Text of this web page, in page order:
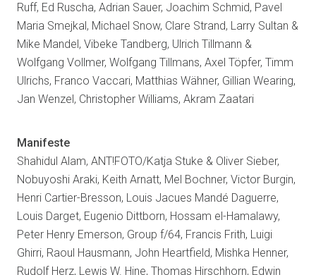
Ruff, Ed Ruscha, Adrian Sauer, Joachim Schmid, Pavel
Maria Smejkal, Michael Snow, Clare Strand, Larry Sultan &
Mike Mandel, Vibeke Tandberg, Ulrich Tillmann &
Wolfgang Vollmer, Wolfgang Tillmans, Axel Töpfer, Timm
Ulrichs, Franco Vaccari, Matthias Wähner, Gillian Wearing,
Jan Wenzel, Christopher Williams, Akram Zaatari
Manifeste
Shahidul Alam, ANT!FOTO/Katja Stuke & Oliver Sieber,
Nobuyoshi Araki, Keith Arnatt, Mel Bochner, Victor Burgin,
Henri Cartier-Bresson, Louis Jacues Mandé Daguerre,
Louis Darget, Eugenio Dittborn, Hossam el-Hamalawy,
Peter Henry Emerson, Group f/64, Francis Frith, Luigi
Ghirri, Raoul Hausmann, John Heartfield, Mishka Henner,
Rudolf Herz, Lewis W. Hine, Thomas Hirschhorn, Edwin